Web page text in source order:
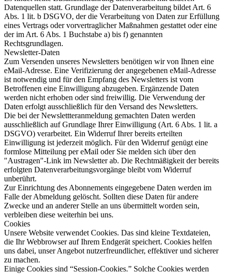
Datenquellen statt. Grundlage der Datenverarbeitung bildet Art. 6
Abs. 1 lit. b DSGVO, der die Verarbeitung von Daten zur Erfüllung
eines Vertrags oder vorvertraglicher Maßnahmen gestattet oder eine
der im Art. 6 Abs. 1 Buchstabe a) bis f) genannten
Rechtsgrundlagen.
Newsletter-Daten
Zum Versenden unseres Newsletters benötigen wir von Ihnen eine
eMail-Adresse. Eine Verifizierung der angegebenen eMail-Adresse
ist notwendig und für den Empfang des Newsletters ist vom
Betroffenen eine Einwilligung abzugeben. Ergänzende Daten
werden nicht erhoben oder sind freiwillig. Die Verwendung der
Daten erfolgt ausschließlich für den Versand des Newsletters.
Die bei der Newslettteranmeldung gemachten Daten werden
ausschließlich auf Grundlage Ihrer Einwilligung (Art. 6 Abs. 1 lit. a
DSGVO) verarbeitet. Ein Widerruf Ihrer bereits erteilten
Einwilligung ist jederzeit möglich. Für den Widerruf genügt eine
formlose Mitteilung per eMail oder Sie melden sich über den
"Austragen"-Link im Newsletter ab. Die Rechtmäßigkeit der bereits
erfolgten Datenverarbeitungsvorgänge bleibt vom Widerruf
unberührt.
Zur Einrichtung des Abonnements eingegebene Daten werden im
Falle der Abmeldung gelöscht. Sollten diese Daten für andere
Zwecke und an anderer Stelle an uns übermittelt worden sein,
verbleiben diese weiterhin bei uns.
Cookies
Unsere Website verwendet Cookies. Das sind kleine Textdateien,
die Ihr Webbrowser auf Ihrem Endgerät speichert. Cookies helfen
uns dabei, unser Angebot nutzerfreundlicher, effektiver und sicherer
zu machen.
Einige Cookies sind “Session-Cookies.” Solche Cookies werden